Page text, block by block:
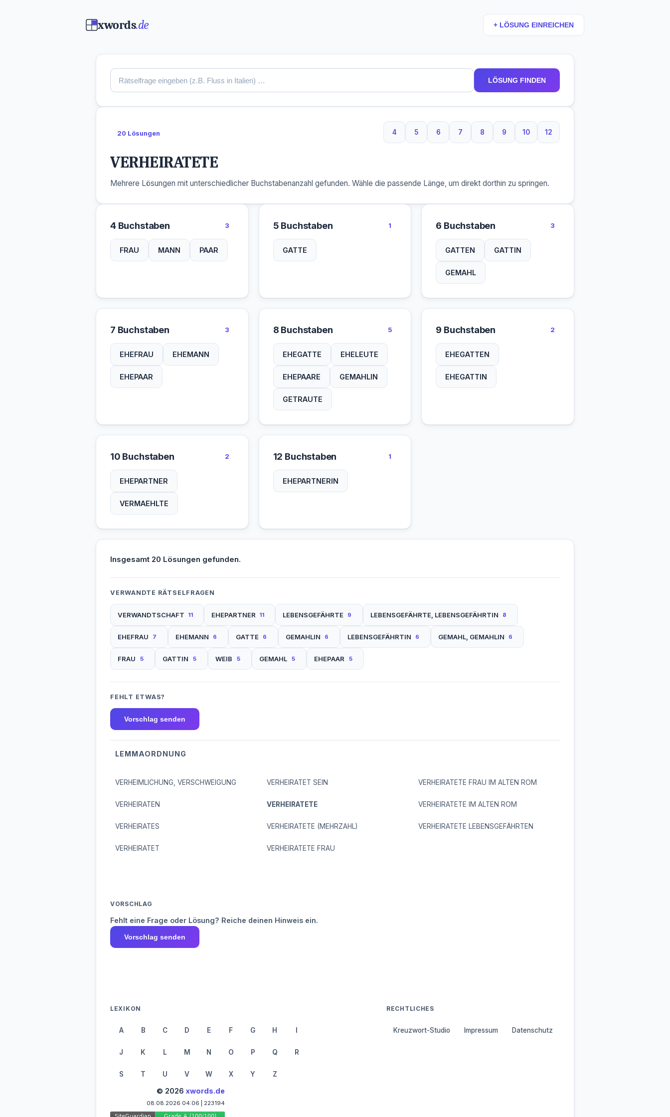
xwords.de + LÖSUNG EINREICHEN
LÖSUNG FINDEN
20 Lösungen 4
4 Buchstaben
5
5 Buchstaben
6
6 Buchstaben
7
7 Buchstaben
8
8 Buchstaben
9
9 Buchstaben
10
10 Buchstaben
12
12 Buchstaben
VERHEIRATETE
Mehrere Lösungen mit unterschiedlicher Buchstabenanzahl gefunden. Wähle die passende Länge, um direkt dorthin zu springen.
4 Buchstaben 3
FRAU MANN PAAR
5 Buchstaben 1
GATTE
6 Buchstaben 3
GATTEN GATTIN
GEMAHL
7 Buchstaben 3
EHEFRAU EHEMANN
EHEPAAR
8 Buchstaben 5
EHEGATTE EHELEUTE
EHEPAARE GEMAHLIN
GETRAUTE
9 Buchstaben 2
EHEGATTEN
EHEGATTIN
10 Buchstaben 2
EHEPARTNER
VERMAEHLTE
12 Buchstaben 1
EHEPARTNERIN
Insgesamt 20 Lösungen gefunden.
VERWANDTE RÄTSELFRAGEN
VERWANDTSCHAFT 11 EHEPARTNER 11 LEBENSGEFÄHRTE 9 LEBENSGEFÄHRTE, LEBENSGEFÄHRTIN 8
EHEFRAU 7 EHEMANN 6 GATTE 6 GEMAHLIN 6 LEBENSGEFÄHRTIN 6 GEMAHL, GEMAHLIN 6
FRAU 5 GATTIN 5 WEIB 5 GEMAHL 5 EHEPAAR 5
FEHLT ETWAS?
Vorschlag senden
LEMMAORDNUNG
VERHEIMLICHUNG, VERSCHWEIGUNG
VERHEIRATEN
VERHEIRATES
VERHEIRATET
VERHEIRATET SEIN
VERHEIRATETE
VERHEIRATETE (MEHRZAHL)
VERHEIRATETE FRAU
VERHEIRATETE FRAU IM ALTEN ROM
VERHEIRATETE IM ALTEN ROM
VERHEIRATETE LEBENSGEFÄHRTEN
VORSCHLAG
Fehlt eine Frage oder Lösung? Reiche deinen Hinweis ein.
Vorschlag senden
LEXIKON
A B C D E F G H I
J K L M N O P Q R
S T U V W X Y Z
RECHTLICHES
Kreuzwort-Studio Impressum Datenschutz
© 2026 xwords.de
08.08.2026 04:06 | 223194